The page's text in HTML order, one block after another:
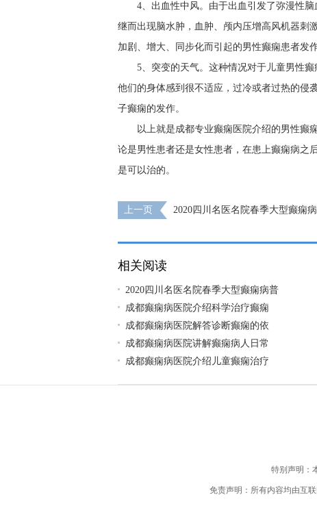
4、出血性中风。由于出血引发了弥漫性
继而出现脑水肿，血肿、颅内压增高风机器刺
加剧、增大、同步化而引起的男性癫痫患者发作
5、突变的天气。这种情况对于儿童男性
他们的身体感到很不适应，过冷或者过热的侵
子癫痫的发作。
以上就是成都专业癫痫医院介绍的男性癫
论是男性患者还是女性患者，在患上癫痫病之
是可以治的。
上一页
2020四川名医名院春季大型癫痫
相关阅读
2020四川名医名院春季大型癫痫病普
成都癫痫病医院介绍科学治疗癫痫
成都癫痫病医院解答诊断癫痫的依
成都癫痫病医院讲解癫痫病人日常
成都癫痫病医院介绍儿童癫痫治疗
特别声明：
免责声明：所有内容均由互